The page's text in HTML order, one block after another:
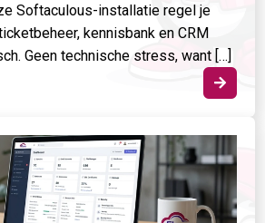
Softaculous-installatie regel je
kennisbank en CRM
Geen technische stress, want […]
